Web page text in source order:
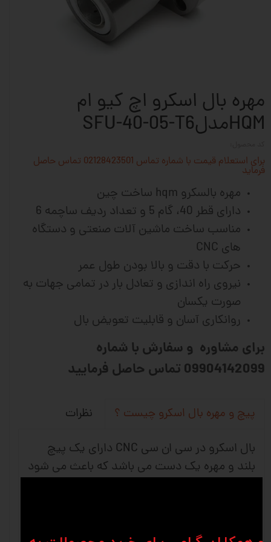
مهره بال اسکرو اچ کیو ام
HQMمدلSFU-40-05-T6
برای استعلام قیمت با شماره تماس 02128423501 تماس حاصل
فرماید
مهره بالسکرو hqm ساخت چین
دارای قطر 40، گام 5 و تعداد ردیف ساچمه 6
مناسب ساخت ماشین آلات صنعتی و دستگاه
های CNC
حرکت با دقت و بالا بودن طول عمر
نیروی راه اندازی و تعادل بار در تمامی جهات به
صورت یکسان
روانکاری آسان و قابلیت تعویض بال
برای مشاوره و سفارش با شماره
09904142099 تماس حاصل فرمایید
پیچ و مهره بال اسکرو چیست ؟ نظرات
بال اسکرو در سی ان سی CNC دارای یک پیچ
بلند و مهره یک دست می باشد که باعث می شود